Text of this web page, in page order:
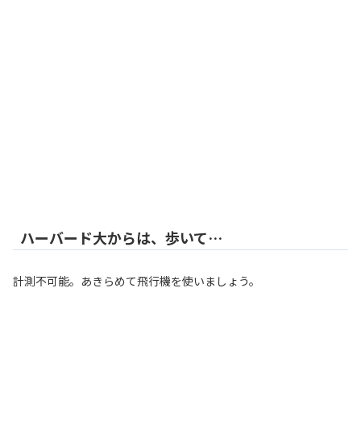
ハーバード大からは、歩いて…
計測不可能。あきらめて飛行機を使いましょう。